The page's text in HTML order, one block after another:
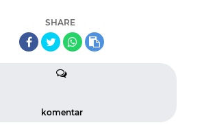
SHARE
komentar